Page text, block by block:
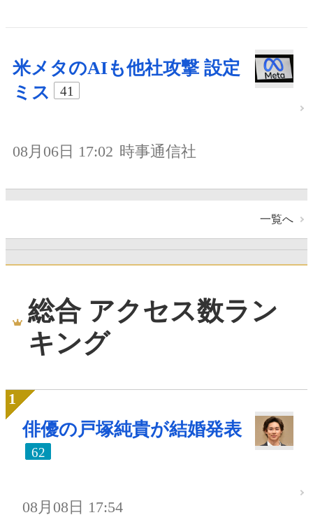
米メタのAIも他社攻撃 設定
ミス
41
08月06日 17:02 時事通信社
一覧へ
総合 アクセス数ラン
キング
俳優の戸塚純貴が結婚発表
62
08月08日 17:54